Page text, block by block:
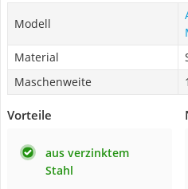
Modell
Material
Maschenweite
Vorteile
aus verzinktem
Stahl